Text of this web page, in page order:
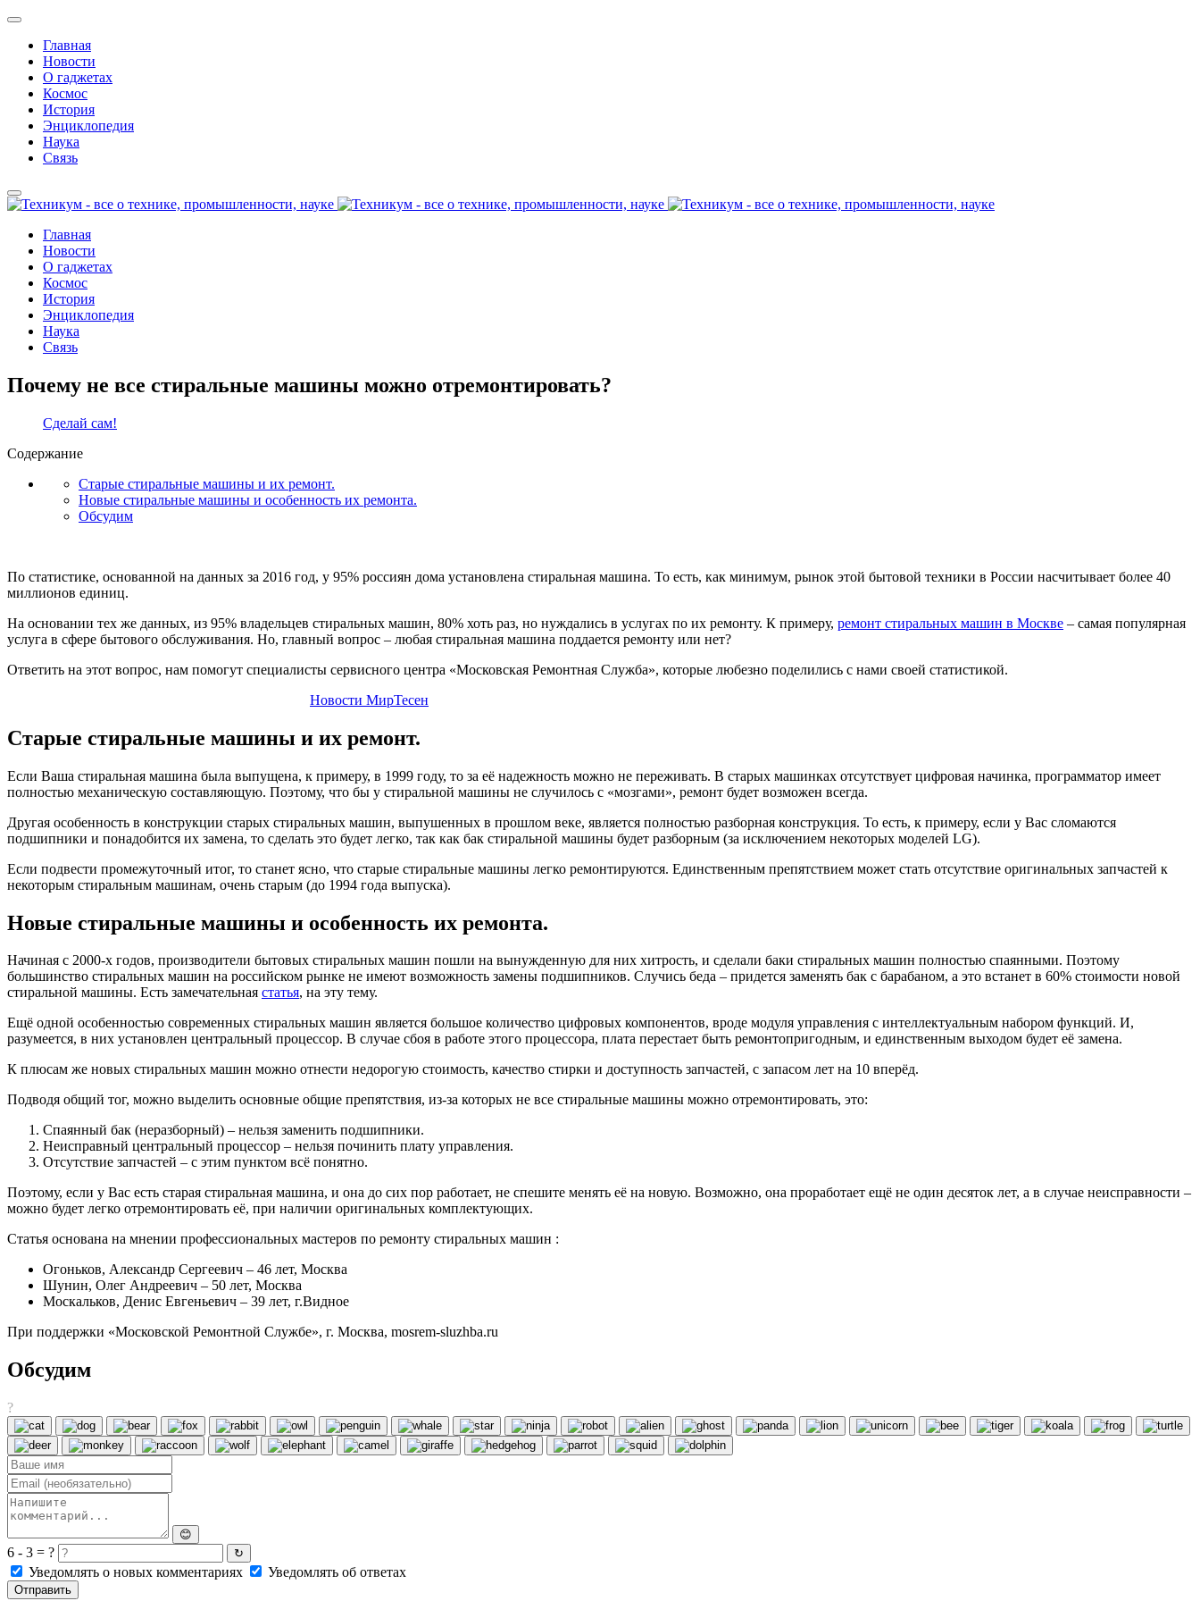
Главная
Новости
О гаджетах
Космос
История
Энциклопедия
Наука
Связь
Главная
Новости
О гаджетах
Космос
История
Энциклопедия
Наука
Связь
Почему не все стиральные машины можно отремонтировать?
Сделай сам!
Содержание
Старые стиральные машины и их ремонт.
Новые стиральные машины и особенность их ремонта.
Обсудим
По статистике, основанной на данных за 2016 год, у 95% россиян дома установлена стиральная машина. То есть, как минимум, рынок этой бытовой техники в России насчитывает более 40
миллионов единиц.
На основании тех же данных, из 95% владельцев стиральных машин, 80% хоть раз, но нуждались в услугах по их ремонту. К примеру, ремонт стиральных машин в Москве – самая популярная
услуга в сфере бытового обслуживания. Но, главный вопрос – любая стиральная машина поддается ремонту или нет?
Ответить на этот вопрос, нам помогут специалисты сервисного центра «Московская Ремонтная Служба», которые любезно поделились с нами своей статистикой.
Новости МирТесен
Старые стиральные машины и их ремонт.
Если Ваша стиральная машина была выпущена, к примеру, в 1999 году, то за её надежность можно не переживать. В старых машинках отсутствует цифровая начинка, программатор имеет
полностью механическую составляющую. Поэтому, что бы у стиральной машины не случилось с «мозгами», ремонт будет возможен всегда.
Другая особенность в конструкции старых стиральных машин, выпушенных в прошлом веке, является полностью разборная конструкция. То есть, к примеру, если у Вас сломаются
подшипники и понадобится их замена, то сделать это будет легко, так как бак стиральной машины будет разборным (за исключением некоторых моделей LG).
Если подвести промежуточный итог, то станет ясно, что старые стиральные машины легко ремонтируются. Единственным препятствием может стать отсутствие оригинальных запчастей к
некоторым стиральным машинам, очень старым (до 1994 года выпуска).
Новые стиральные машины и особенность их ремонта.
Начиная с 2000-х годов, производители бытовых стиральных машин пошли на вынужденную для них хитрость, и сделали баки стиральных машин полностью спаянными. Поэтому
большинство стиральных машин на российском рынке не имеют возможность замены подшипников. Случись беда – придется заменять бак с барабаном, а это встанет в 60% стоимости новой
стиральной машины. Есть замечательная статья, на эту тему.
Ещё одной особенностью современных стиральных машин является большое количество цифровых компонентов, вроде модуля управления с интеллектуальным набором функций. И,
разумеется, в них установлен центральный процессор. В случае сбоя в работе этого процессора, плата перестает быть ремонтопригодным, и единственным выходом будет её замена.
К плюсам же новых стиральных машин можно отнести недорогую стоимость, качество стирки и доступность запчастей, с запасом лет на 10 вперёд.
Подводя общий тог, можно выделить основные общие препятствия, из-за которых не все стиральные машины можно отремонтировать, это:
Спаянный бак (неразборный) – нельзя заменить подшипники.
Неисправный центральный процессор – нельзя починить плату управления.
Отсутствие запчастей – с этим пунктом всё понятно.
Поэтому, если у Вас есть старая стиральная машина, и она до сих пор работает, не спешите менять её на новую. Возможно, она проработает ещё не один десяток лет, а в случае неисправности –
можно будет легко отремонтировать её, при наличии оригинальных комплектующих.
Статья основана на мнении профессиональных мастеров по ремонту стиральных машин :
Огоньков, Александр Сергеевич – 46 лет, Москва
Шунин, Олег Андреевич – 50 лет, Москва
Москальков, Денис Евгеньевич – 39 лет, г.Видное
При поддержки «Московской Ремонтной Службе», г. Москва, mosrem-sluzhba.ru
Обсудим
?
😊
6 - 3 = ? ↻
Уведомлять о новых комментариях Уведомлять об ответах
Отправить